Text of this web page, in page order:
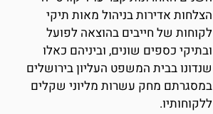
הצלחות אדירות בניהול מאות תיקי
לקוחות של חייבים בהוצאה לפועל
ובתיקי כספים שונים, וביניהם כאלו
שנדונו בבית המשפט העליון בירושלים
במסגרתם מחק עשרות מליוני שקלים
ללקוחותיו.